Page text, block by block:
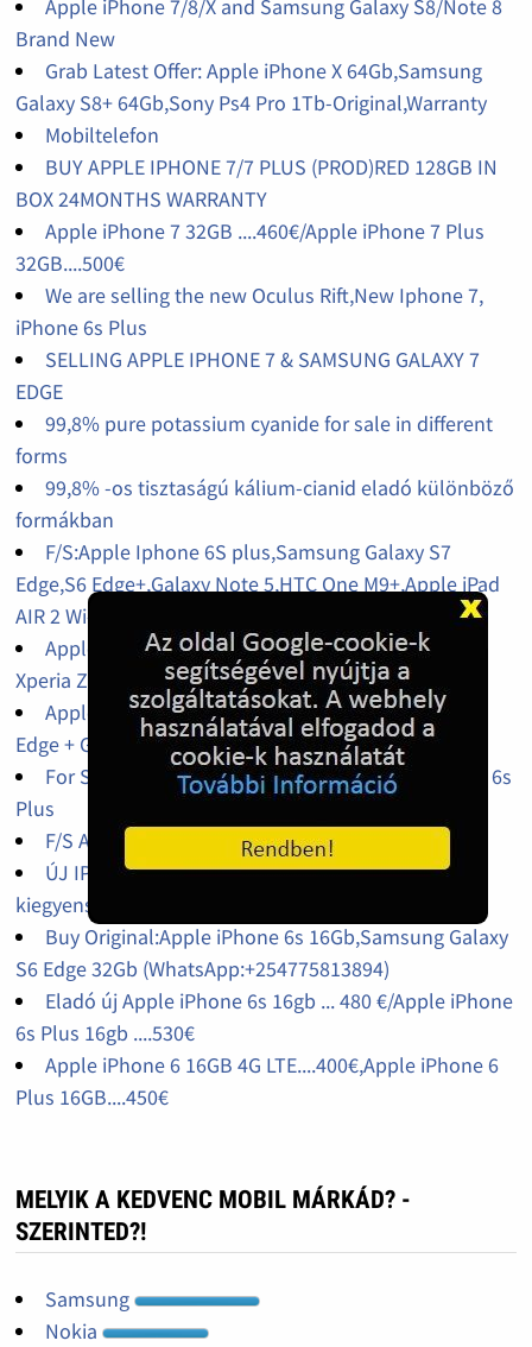
Apple iPhone 7/8/X and Samsung Galaxy S8/Note 8
Brand New
Grab Latest Offer: Apple iPhone X 64Gb,Samsung
Galaxy S8+ 64Gb,Sony Ps4 Pro 1Tb-Original,Warranty
Mobiltelefon
BUY APPLE IPHONE 7/7 PLUS (PROD)RED 128GB IN
BOX 24MONTHS WARRANTY
Apple iPhone 7 32GB ....460€/Apple iPhone 7 Plus
32GB....500€
We are selling the new Oculus Rift,New Iphone 7,
iPhone 6s Plus
SELLING APPLE IPHONE 7 & SAMSUNG GALAXY 7
EDGE
99,8% pure potassium cyanide for sale in different
forms
99,8% -os tisztaságú kálium-cianid eladó különböző
formákban
F/S:Apple Iphone 6S plus,Samsung Galaxy S7
Edge,S6 Edge+,Galaxy Note 5,HTC One M9+,Apple iPad
AIR 2 Wi-Fi + 4G
Apple iPhone 6S Plus $400,iPhone 6S $380,Sony
Xperia Z5 $350,SamSung Galaxy S7 EDGE $400
Apple iPhone 6s plus 128GB/samsung Galaxy s7
Edge + Gear VR $400
For Sale : Samsung Galaxy S7 Edge, Apple iPhone 6s
Plus
F/S Authentic iPhones, Samsungs ,Sony Xperia
ÚJ IPHONE 6S, plusz GALAXIS Megjegyzés: 5 saját
kiegyensúlyozó robogó
Buy Original:Apple iPhone 6s 16Gb,Samsung Galaxy
S6 Edge 32Gb (WhatsApp:+254775813894)
Eladó új Apple iPhone 6s 16gb ... 480 €/Apple iPhone
6s Plus 16gb ....530€
Apple iPhone 6 16GB 4G LTE....400€,Apple iPhone 6
Plus 16GB....450€
MELYIK A KEDVENC MOBIL MÁRKÁD? -
SZERINTED?!
Samsung
Nokia